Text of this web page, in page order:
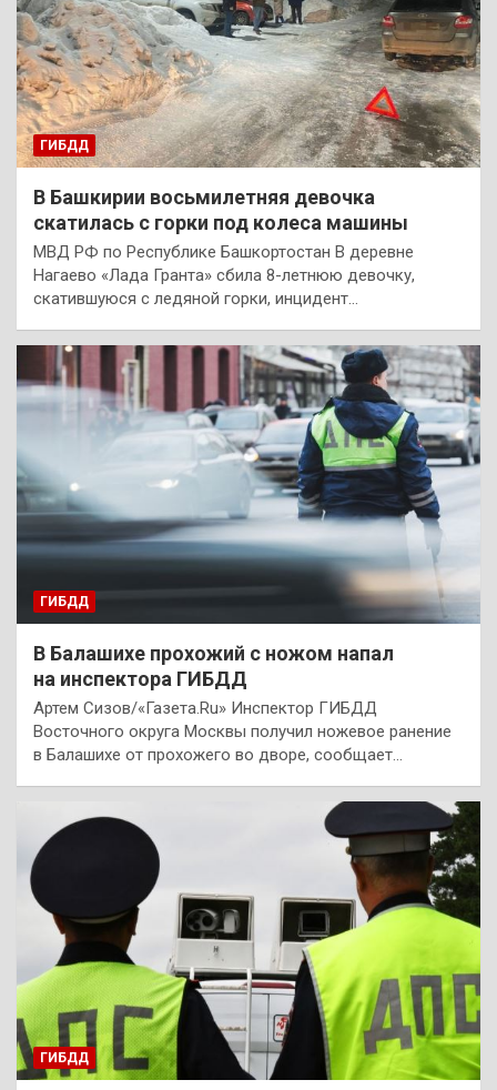
ГИБДД
В Башкирии восьмилетняя девочка
скатилась с горки под колеса машины
МВД РФ по Республике Башкортостан В деревне
Нагаево «Лада Гранта» сбила 8-летнюю девочку,
скатившуюся с ледяной горки, инцидент…
ГИБДД
В Балашихе прохожий с ножом напал
на инспектора ГИБДД
Артем Сизов/«Газета.Ru» Инспектор ГИБДД
Восточного округа Москвы получил ножевое ранение
в Балашихе от прохожего во дворе, сообщает…
ГИБДД